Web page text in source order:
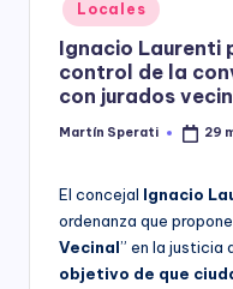
y
in
Locales
Ignacio Laurenti
control de la
con jurados
Posted
Martín Sperati 29
El concejal Ignacio
ordenanza que
Vecinal” en la justicia
objetivo de que